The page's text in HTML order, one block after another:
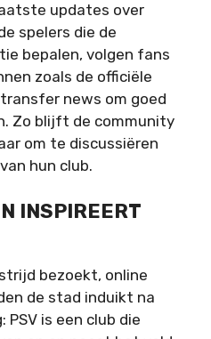
updates over
spelers die de
bepalen, volgen fans
zoals de officiële
transfer news om goed
Zo blijft de community
om te discussiëren
hun club.
INSPIREERT
bezoekt, online
de stad induikt na
PSV is een club die